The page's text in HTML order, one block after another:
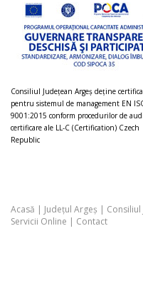
Consiliul Judeţean Argeș deţine
pentru sistemul de management EN
9001:2015 conform procedurilor de
certificare ale LL-C (Certification) Czech
Republic
Acasă | Județul Argeș | Consiliul
Servicii Online | Contact